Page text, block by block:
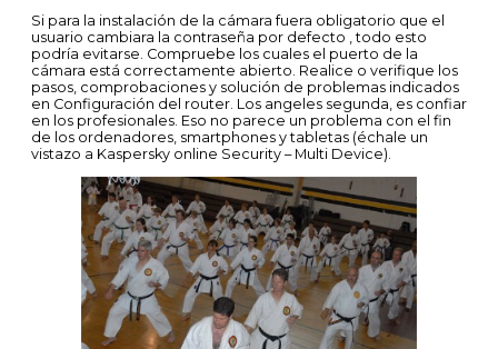
Si para la instalación de la cámara fuera obligatorio que el
usuario cambiara la contraseña por defecto , todo esto
podría evitarse. Compruebe los cuales el puerto de la
cámara está correctamente abierto. Realice o verifique los
pasos, comprobaciones y solución de problemas indicados
en Configuración del router. Los angeles segunda, es confiar
en los profesionales. Eso no parece un problema con el fin
de los ordenadores, smartphones y tabletas (échale un
vistazo a Kaspersky online Security – Multi Device).